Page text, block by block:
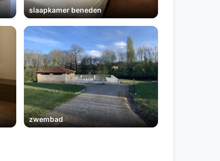
slaapkamer beneden
zwembad